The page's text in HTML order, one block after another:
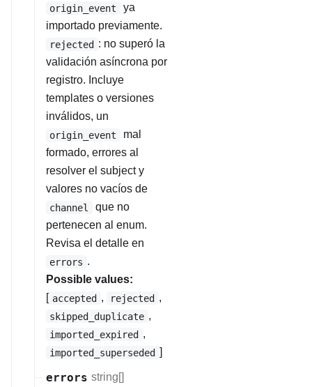
origin_event
ya
importado previamente.
rejected : no superó la
validación asíncrona por
registro. Incluye
templates o versiones
inválidos, un
origin_event
mal
formado, errores al
resolver el subject y
valores no vacíos de
channel
que no
pertenecen al enum.
Revisa el detalle en
errors .
Possible values:
[ accepted , rejected ,
skipped_duplicate ,
imported_expired ,
imported_superseded ]
errors string[]